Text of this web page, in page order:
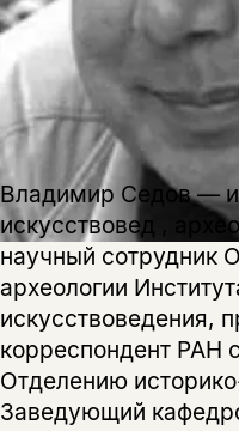
Владимир Седов —
искусствовед ,
научный сотрудник
археологии
искусствоведения,
корреспондент РАН
Отделению
Заведующий
Поделиться
Копировать
ссылку
нет,